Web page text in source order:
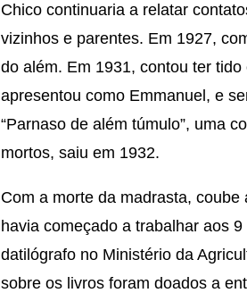
Chico continuaria a relatar
vizinhos e parentes. Em 1927,
do além. Em 1931, contou ter
apresentou como Emmanuel, e
“Parnaso de além túmulo”, uma
mortos, saiu em 1932.
Com a morte da madrasta,
havia começado a trabalhar aos
datilógrafo no Ministério da
sobre os livros foram doados a